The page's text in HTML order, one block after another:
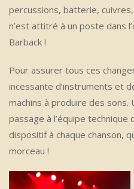
percussions, batterie,
n’est attitré à un poste dans
Barback !
Pour assurer tous ces
incessante d’instruments et
machins à produire des sons.
passage à l’équipe technique
dispositif à chaque chanson,
morceau !